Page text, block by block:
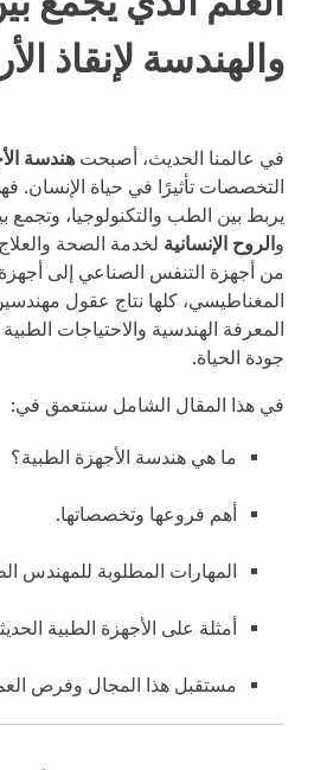
والهندسة لإنقاذ
في عالمنا الحديث، أصبحت هندسة
التخصصات تأثيرًا في حياة الإنسان.
يربط بين الطب والتكنولوجيا، وتجمع
والروح الإنسانية لخدمة الصحة
من أجهزة التنفس الصناعي إلى أجهزة
المغناطيسي، كلها نتاج عقول
المعرفة الهندسية والاحتياجات
جودة الحياة.
في هذا المقال الشامل سنتعمق في:
ما هي هندسة الأجهزة الطبية؟
أهم فروعها وتخصصاتها.
المهارات المطلوبة للمهندس
أمثلة على الأجهزة الطبية
مستقبل هذا المجال وفرص